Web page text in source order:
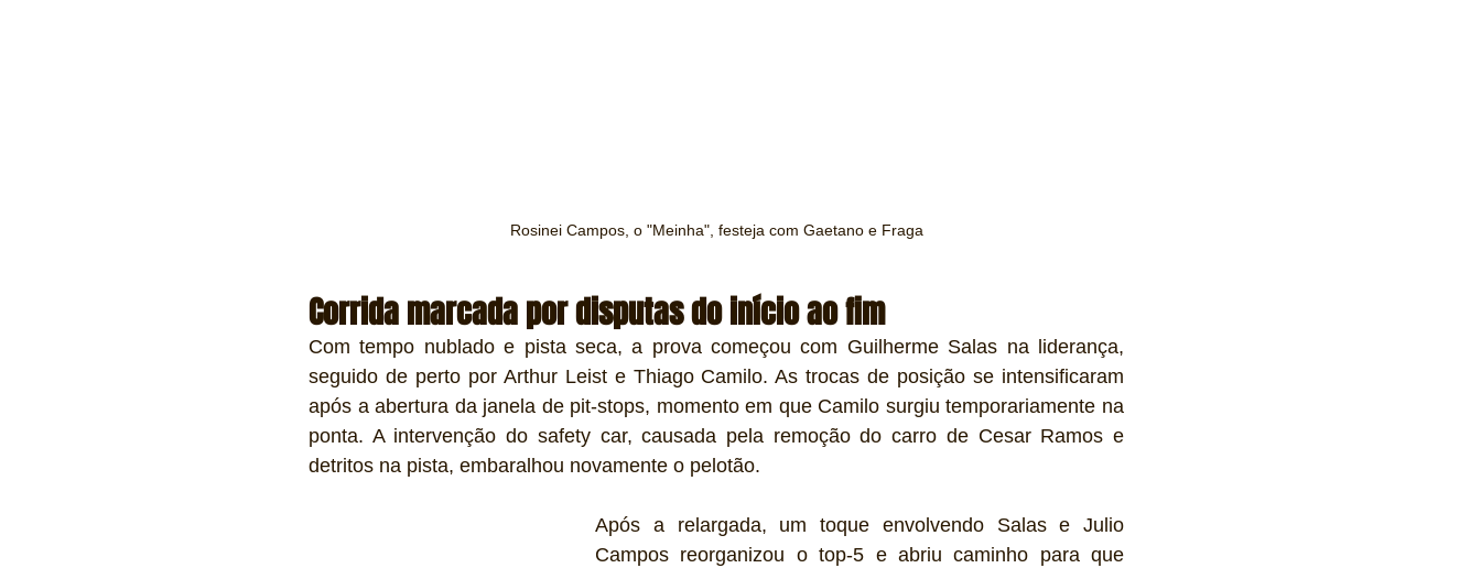
Rosinei Campos, o "Meinha", festeja com Gaetano e Fraga
Corrida marcada por disputas do início ao fim
Com tempo nublado e pista seca, a prova começou com Guilherme Salas na liderança,
seguido de perto por Arthur Leist e Thiago Camilo. As trocas de posição se intensificaram
após a abertura da janela de pit-stops, momento em que Camilo surgiu temporariamente na
ponta. A intervenção do safety car, causada pela remoção do carro de Cesar Ramos e
detritos na pista, embaralhou novamente o pelotão.
Após a relargada, um toque envolvendo Salas e Julio
Campos reorganizou o top-5 e abriu caminho para que